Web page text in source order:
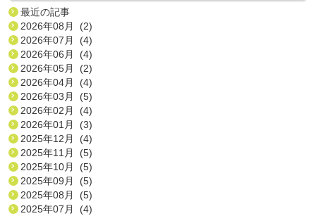
最近の記事
2026年08月 (2)
2026年07月 (4)
2026年06月 (4)
2026年05月 (2)
2026年04月 (4)
2026年03月 (5)
2026年02月 (4)
2026年01月 (3)
2025年12月 (4)
2025年11月 (5)
2025年10月 (5)
2025年09月 (5)
2025年08月 (5)
2025年07月 (4)